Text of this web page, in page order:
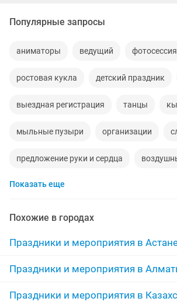
Популярные запросы
аниматоры ведущий фотосессия
ростовая кукла детский праздник
выездная регистрация танцы
мыльные пузыри организации
предложение руки и сердца
медведь
песни шеф повар фотозоны
праздники портреты банкет
выписка из роддома торжества
Показать еще
Похожие в городах
Праздники и мероприятия в
Праздники и мероприятия в
Праздники и мероприятия в